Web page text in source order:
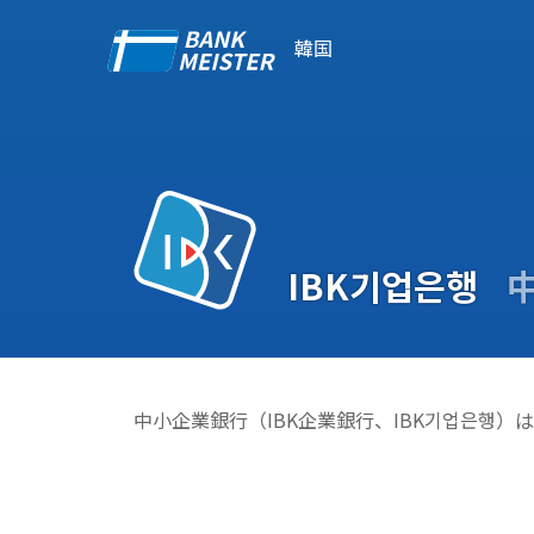
韓国
IBK기업은행
中小企業銀行（IBK企業銀行、IBK기업은행）